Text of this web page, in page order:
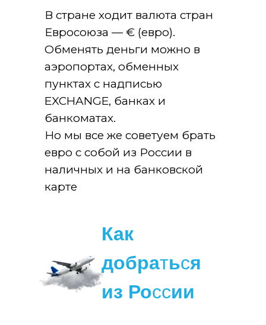
В стране ходит валюта стран
Евросоюза — € (евро).
Обменять деньги можно в
аэропортах, обменных
пунктах с надписью
EXCHANGE, банках и
банкоматах.
Но мы все же советуем брать
евро с собой из России в
наличных и на банковской
карте
Как
добраться
из России